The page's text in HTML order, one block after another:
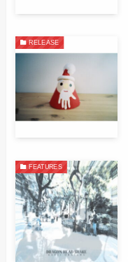
RELEASE
FEATURES